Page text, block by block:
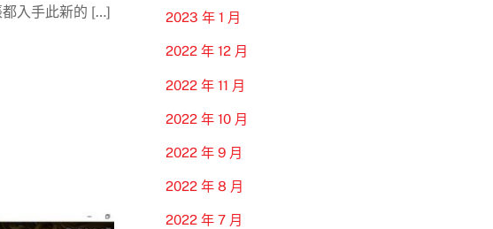
都入手此新的 […] 2023 年 1 月
2022 年 12 月
2022 年 11 月
2022 年 10 月
2022 年 9 月
2022 年 8 月
2022 年 7 月